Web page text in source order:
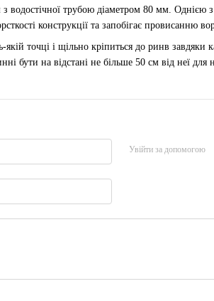
трубою діаметром 80 мм. Однією з
конструкції та запобігає провисанню
якій точці і щільно кріпиться до ринв
бути на відстані не більше 50 см від неї для
Увійти за допомогою